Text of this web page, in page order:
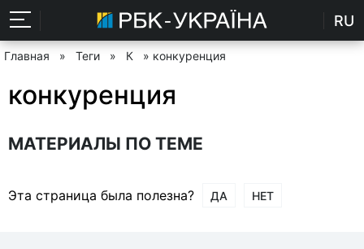
RU
Главная » Теги » К » конкуренция
конкуренция
МАТЕРИАЛЫ ПО ТЕМЕ
Эта страница была полезна? ДА НЕТ